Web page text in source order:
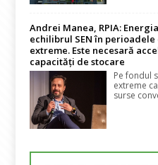
Andrei Manea, RPIA:
echilibrul SEN în
extreme. Este necesară
capacități de stocare
Pe fondul
extreme
surse